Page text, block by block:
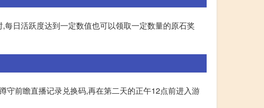
日活跃度达到一定数值也可以领取一定数量的原石奖
守前瞻直播记录兑换码,再在第二天的正午12点前进入游